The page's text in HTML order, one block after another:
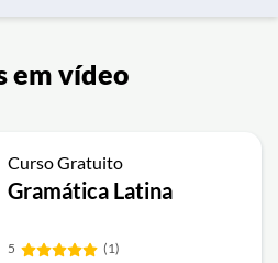
em vídeo
Curso Gratuito
Gramática Latina
5
(1)